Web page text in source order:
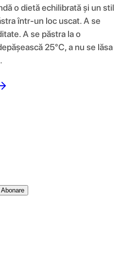
o dietă echilibrată și un stil
într-un loc uscat. A se
A se păstra la o
25°C, a nu se lăsa
Abonare